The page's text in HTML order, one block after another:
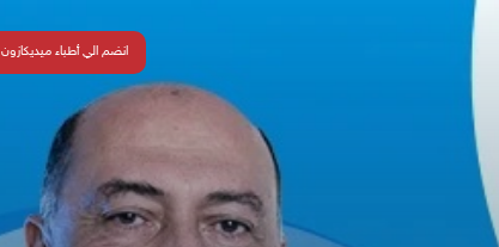
انضم الي أطباء ميديكازون